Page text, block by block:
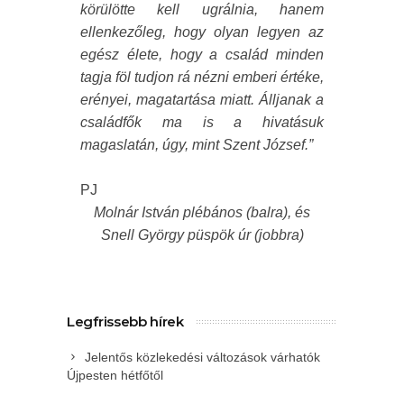
körülötte kell ugrálnia, hanem
ellenkezőleg, hogy olyan legyen az
egész élete, hogy a család minden
tagja föl tudjon rá nézni emberi értéke,
erényei, magatartása miatt. Álljanak a
családfők ma is a hivatásuk
magaslatán, úgy, mint Szent József.”
PJ
Molnár István plébános (balra), és
Snell György püspök úr (jobbra)
Legfrissebb hírek
Jelentős közlekedési változások várhatók
Újpesten hétfőtől